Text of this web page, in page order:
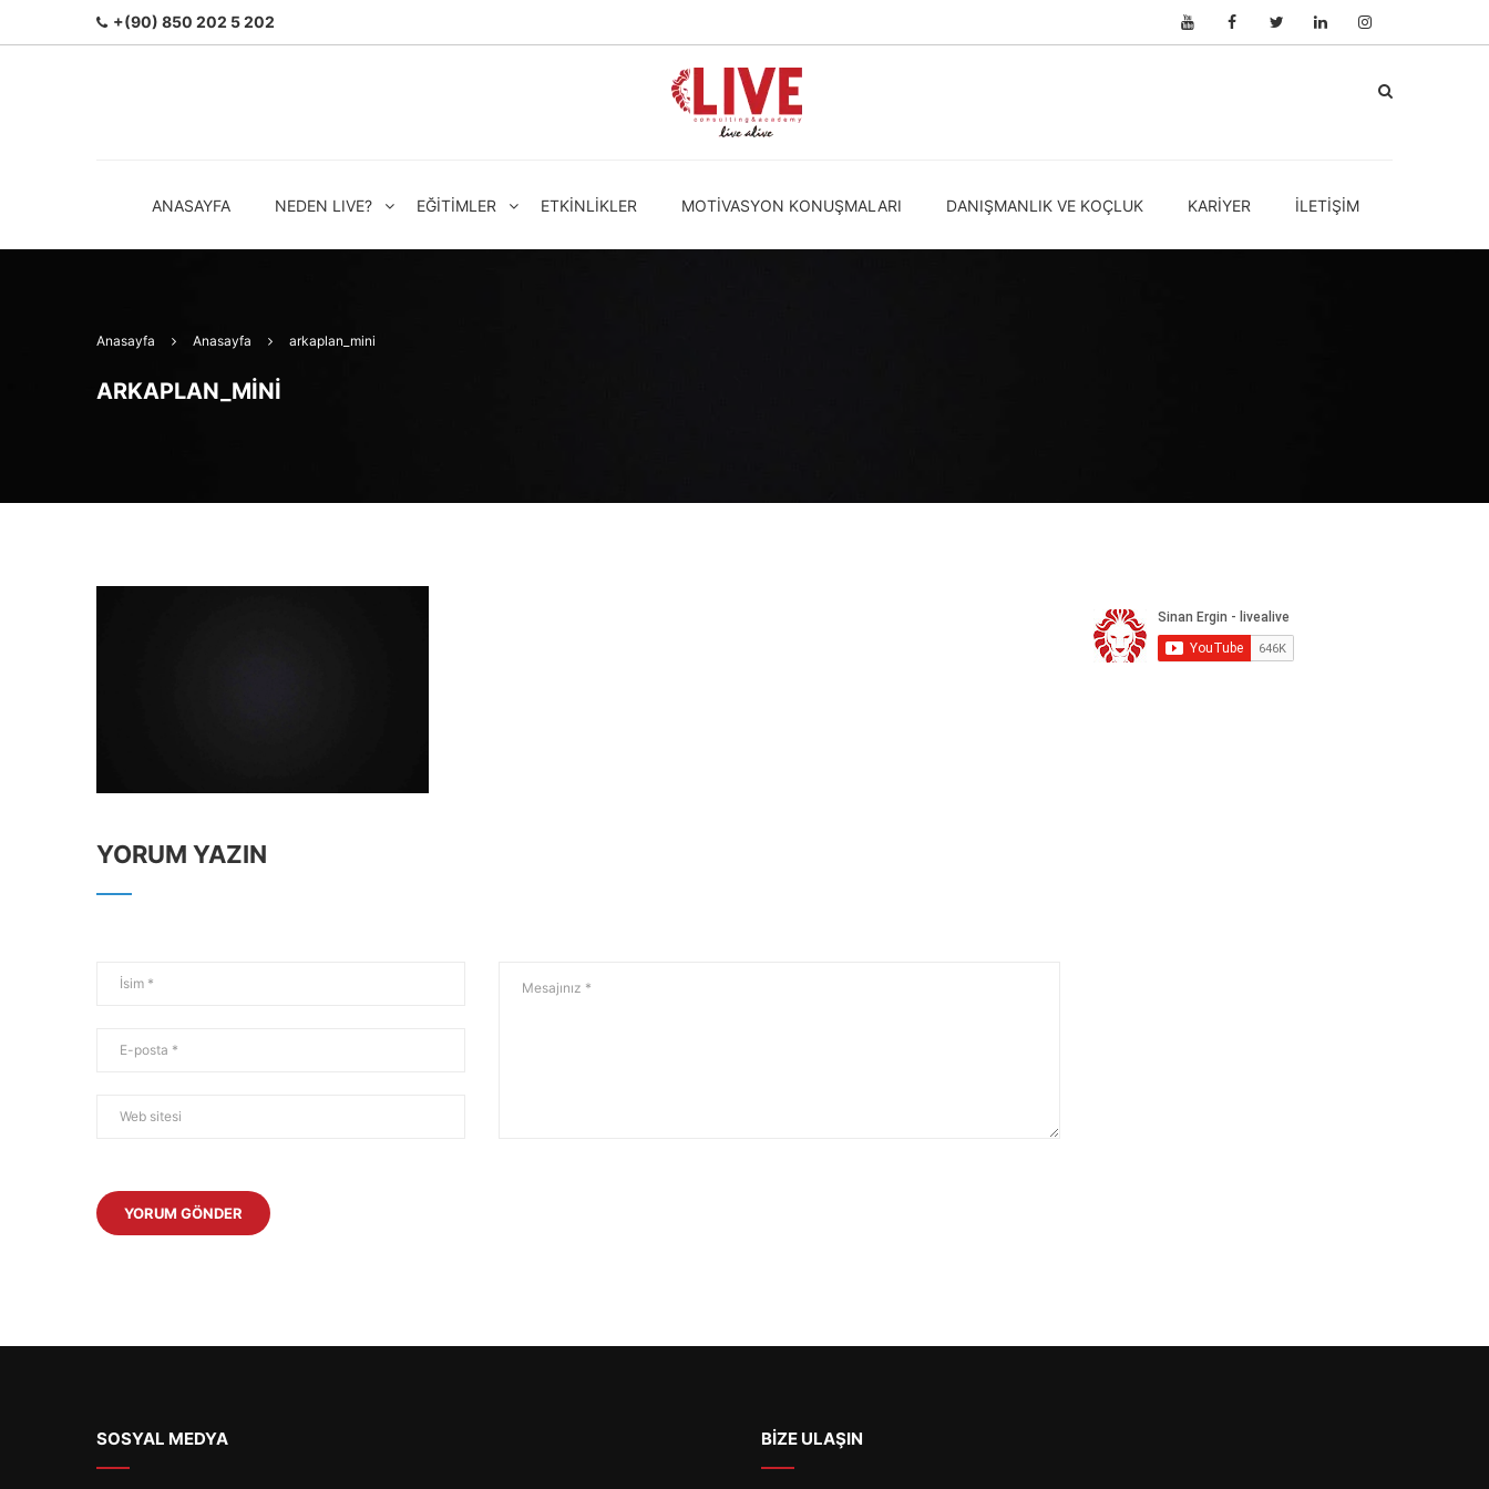
+(90) 850 202 5 202
ANASAYFA NEDEN LIVE? EĞITIMLER ETKINLIKLER MOTIVASYON KONUŞMALARI DANIŞMANLIK VE KOÇLUK KARIYER İLETIŞIM
Anasayfa Anasayfa arkaplan_mini
ARKAPLAN_MINI
YORUM YAZIN
SOSYAL MEDYA BİZE ULAŞIN